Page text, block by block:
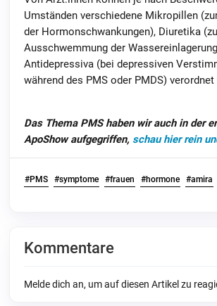
Umständen verschiedene Mikropillen
der Hormonschwankungen), Diuretika
Ausschwemmung der
Antidepressiva (bei depressiven
während des PMS oder PMDS) verordnet
Das Thema PMS haben wir auch in der
ApoShow aufgegriffen, schau hier rein
#PMS #symptome #frauen #hormone #amira
Kommentare
Melde dich an, um auf diesen Artikel zu